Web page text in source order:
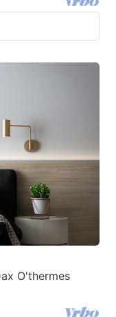
O'thermes